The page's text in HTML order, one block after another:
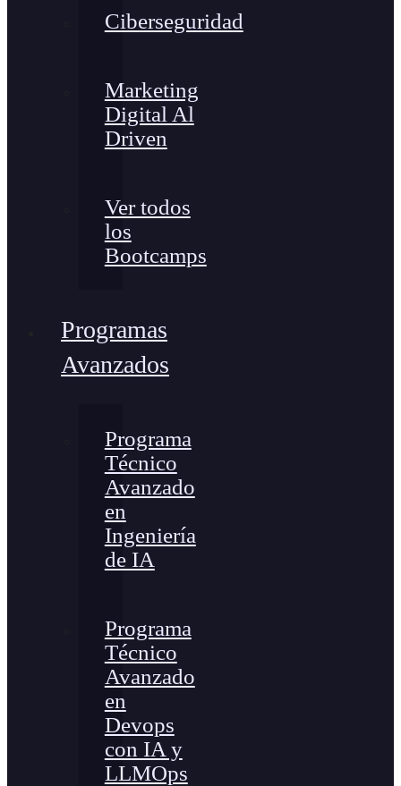
Ciberseguridad
Marketing
Digital Al
Driven
Ver todos
los
Bootcamps
Programas
Avanzados
Programa
Técnico
Avanzado
en
Ingeniería
de IA
Programa
Técnico
Avanzado
en
Devops
con IA y
LLMOps